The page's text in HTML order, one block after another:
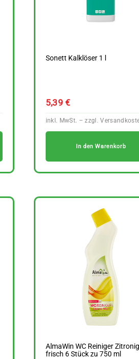
Sonett Kalklöser 1 l
5,39€
In den Warenkorb
AlmaWin WC Reiniger Zitronig
frisch 6 Stück zu 750 ml